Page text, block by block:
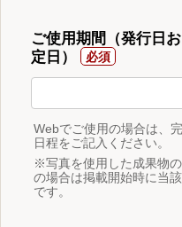
ご使用期間（発行日
定日）
Webでご使用の場合は、
日程をご記入ください。
※写真を使用した成果物
の場合は掲載開始時に当
です。